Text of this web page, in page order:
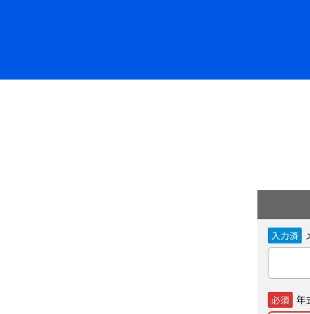
入力済
必須 年